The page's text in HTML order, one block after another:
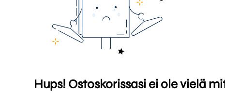
Hups! Ostoskorissasi ei ole vielä